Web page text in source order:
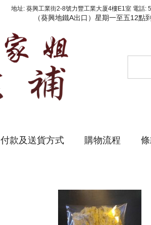
地址: 葵興工業街2-8號力豐工業大厦4樓E1室 電話:
（葵興地鐵A出口）星期一至五12點
付款及送貨方式 購物流程